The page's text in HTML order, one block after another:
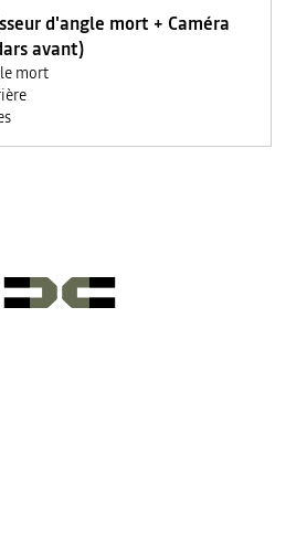
d'angle mort + Caméra
avant)
mort